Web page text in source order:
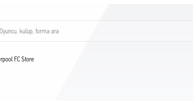
Oyuncu, kulüp, forma ara
FC Store